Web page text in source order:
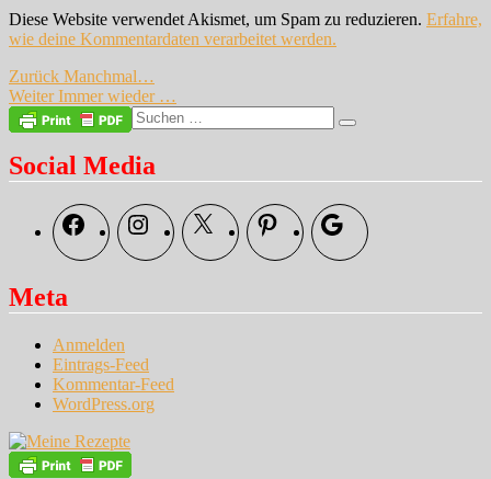
Diese Website verwendet Akismet, um Spam zu reduzieren. Erfahre,
wie deine Kommentardaten verarbeitet werden.
Beitragsnavigation
Zurück Vorheriger
Beitrag:
Manchmal…
Weiter Nächster
Beitrag:
Immer wieder …
Suche
nach:
Suchen
Social Media
FacebookInstagramX Pinterest Google
Meta
Anmelden
Eintrags-Feed
Kommentar-Feed
WordPress.org